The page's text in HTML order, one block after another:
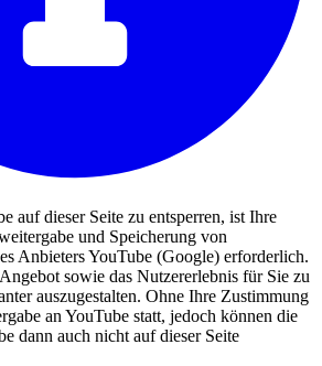
auf dieser Seite zu entsperren, ist Ihre
und Speicherung von
Anbieters YouTube (Google) erforderlich.
sowie das Nutzererlebnis für Sie zu
auszugestalten. Ohne Ihre Zustimmung
an YouTube statt, jedoch können die
dann auch nicht auf dieser Seite